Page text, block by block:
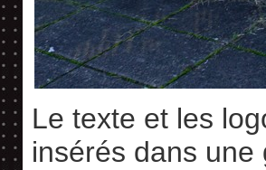
Le texte et les
insérés dans